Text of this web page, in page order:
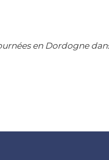
en Dordogne